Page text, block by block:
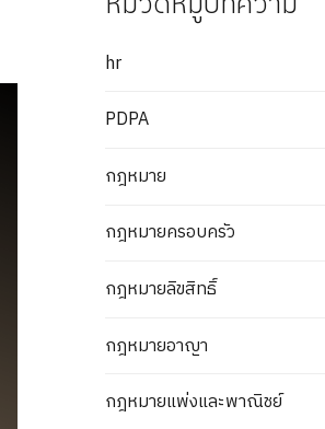
hr
PDPA
กฎหมาย
กฎหมายครอบครัว
กฎหมายลิขสิทธิ์
กฎหมายอาญา
กฎหมายแพ่งและพาณิชย์